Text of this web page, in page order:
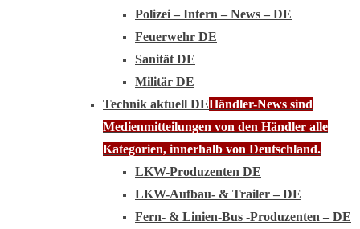
Polizei – Intern – News – DE
Feuerwehr DE
Sanität DE
Militär DE
Technik aktuell DEHändler-News sind
Medienmitteilungen von den Händler alle
Kategorien, innerhalb von Deutschland.
LKW-Produzenten DE
LKW-Aufbau- & Trailer – DE
Fern- & Linien-Bus -Produzenten – DE